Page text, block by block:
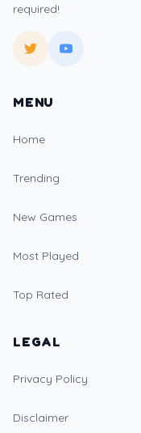
required!
MENU
Home
Trending
New Games
Most Played
Top Rated
LEGAL
Privacy Policy
Disclaimer